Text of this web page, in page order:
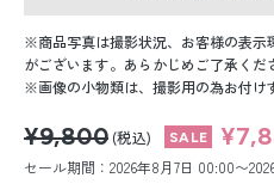
スーツレンタル
色打掛&紋付袴レンタル
白無垢&紋付袴レンタル
商品写真は撮影状況、お客様の表
がございます。あらかじめご了承くだ
画像の小物類は、撮影用の為お付け
¥9,800 (税込)
セール期間：2026年8月7日 00:00〜